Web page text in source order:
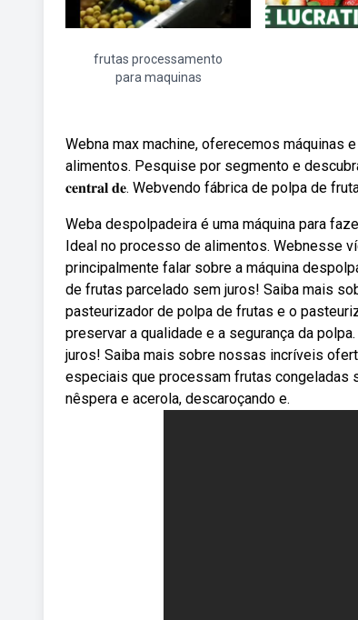
frutas processamento
para maquinas
Webna max machine, oferecemos
alimentos. Pesquise por segmento e
𝐜𝐞𝐧𝐭𝐫𝐚𝐥 𝐝𝐞. Webvendo fábrica de polpa de
Weba despolpadeira é uma máquina para
Ideal no processo de alimentos. Webnesse
principalmente falar sobre a máquina
de frutas parcelado sem juros! Saiba mais
pasteurizador de polpa de frutas e o
preservar a qualidade e a segurança da
juros! Saiba mais sobre nossas incríveis
especiais que processam frutas congeladas
nêspera e acerola, descaroçando e.